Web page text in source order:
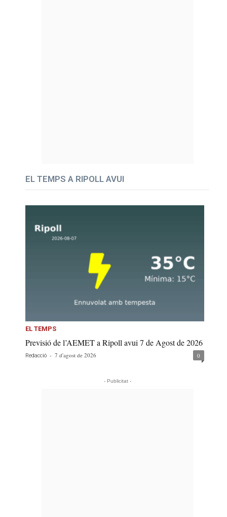
EL TEMPS A RIPOLL AVUI
EL TEMPS
Previsió de l’AEMET a Ripoll avui 7 de Agost de 2026
Redacció - 7 d'agost de 2026 0
- Publicitat -